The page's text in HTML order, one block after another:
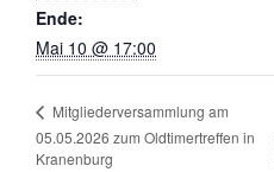
Ende:
Mai 10 @ 17:00
Mitgliederversammlung am
05.05.2026 zum Oldtimertreffen in
Kranenburg